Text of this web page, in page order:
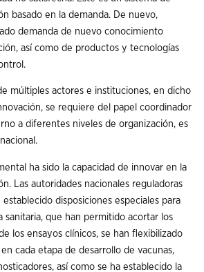
basado en la demanda. De nuevo,
demanda de nuevo conocimiento
así como de productos y tecnologías
múltiples actores e instituciones, en dicho
se requiere del papel coordinador
a diferentes niveles de organización, es
ha sido la capacidad de innovar en la
Las autoridades nacionales reguladoras
disposiciones especiales para
sanitaria, que han permitido acortar los
los ensayos clínicos, se han flexibilizado
cada etapa de desarrollo de vacunas,
así como se ha establecido la